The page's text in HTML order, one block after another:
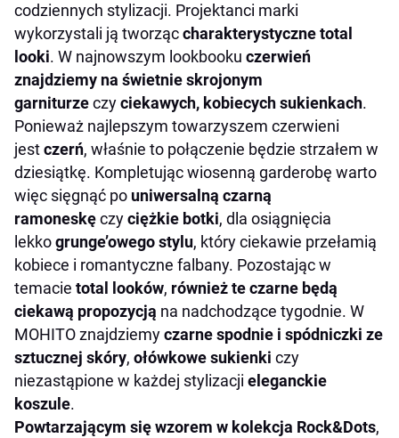
codziennych stylizacji. Projektanci marki
wykorzystali ją tworząccharakterystyczne total
looki. W najnowszym lookbooku czerwień
znajdziemy na świetnie skrojonym
garniturzeczyciekawych, kobiecych sukienkach.
Ponieważ najlepszym towarzyszem czerwieni
jestczerń, właśnie to połączenie będzie strzałem w
dziesiątkę. Kompletując wiosenną garderobę warto
więc sięgnąć po uniwersalną czarną
ramoneskęczyciężkie botki, dla osiągnięcia
lekkogrunge’owego stylu, który ciekawie przełamią
kobiece i romantyczne falbany. Pozostając w
temacie total looków, również te czarne będą
ciekawą propozycją na nadchodzące tygodnie. W
MOHITO znajdziemyczarne spodnie i spódniczki ze
sztucznej skóry, ołówkowe sukienki czy
niezastąpione w każdej stylizacji eleganckie
koszule.
Powtarzającym się wzorem w kolekcja Rock&Dots,